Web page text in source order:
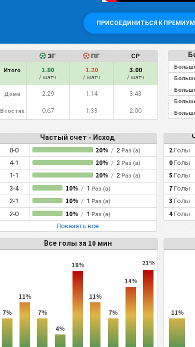
ПРИСОЕДИНИТЬСЯ К ПРЕМИУМ
ЗГ ПГ СР
Итого 1.80
/ матч
1.20
/ матч
3.00
/ матч
Дома 2.29 1.14 3.43
В гостях 0.67 1.33 2.00
Частый счет - Исход
0-0 20% / 2 Раз (а)
4-1 20% / 2 Раз (а)
1-1 20% / 2 Раз (а)
3-4 10% /1 Раз (а)
2-1 10% /1 Раз (а)
2-0 10% /1 Раз (а)
Показать все
2 Голы
0 Голы
5 Голы
7 Голы
3 Голы
4 Голы
Все голы за 10 мин
7%
11%
7%
4%
18%
11%
7%
14%
21%
11%